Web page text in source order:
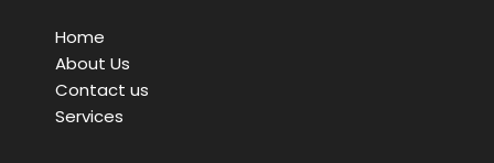
Home
About Us
Contact us
Services